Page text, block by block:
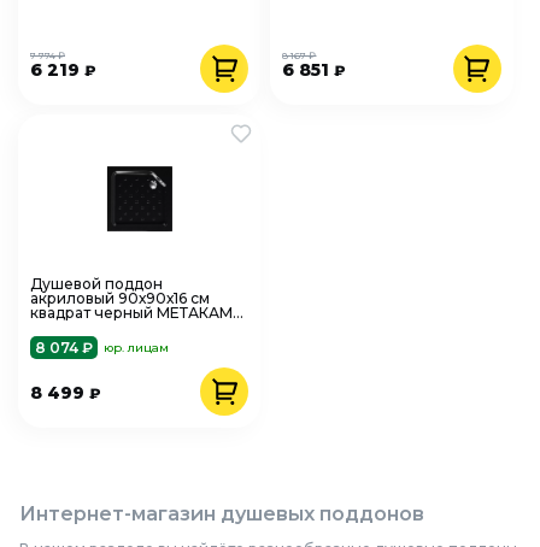
6 219 ₽
7 774 ₽
6 851₽
8 167 ₽
Душевой поддон
акриловый 90х90х16 см
квадрат черный МЕТАКАМ
АПS_013576
8 074 ₽ юр. лицам
8 499 ₽
Интернет-магазин душевых поддонов